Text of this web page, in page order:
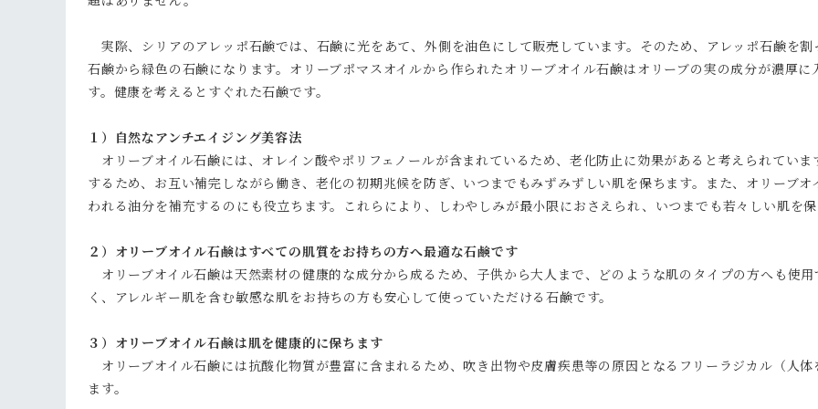
実際、シリアのアレッポ石鹸では、石鹸に光をあて、外側を油色にして販売しています。そのため、アレッポ石鹸を
石鹸から緑色の石鹸になります。オリーブポマスオイルから作られたオリーブオイル石鹸はオリーブの実の成分が濃厚
す。健康を考えるとすぐれた石鹸です。
１）自然なアンチエイジング美容法
オリーブオイル石鹸には、オレイン酸やポリフェノールが含まれているため、老化防止に効果があると考えられてい
するため、お互い補完しながら働き、老化の初期兆候を防ぎ、いつまでもみずみずしい肌を保ちます。また、オリーブ
われる油分を補充するのにも役立ちます。これらにより、しわやしみが最小限におさえられ、いつまでも若々しい肌を
２）オリーブオイル石鹸はすべての肌質をお持ちの方へ最適な石鹸です
オリーブオイル石鹸は天然素材の健康的な成分から成るため、子供から大人まで、どのような肌のタイプの方へも使
く、アレルギー肌を含む敏感な肌をお持ちの方も安心して使っていただける石鹸です。
３）オリーブオイル石鹸は肌を健康的に保ちます
オリーブオイル石鹸には抗酸化物質が豊富に含まれるため、吹き出物や皮膚疾患等の原因となるフリーラジカル（人
ます。